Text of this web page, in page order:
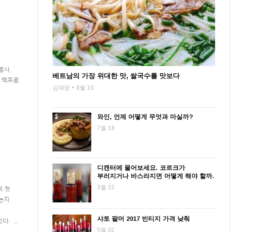
사,
주로
첫
지
다. ...
베트남의 가장 위대한 맛, 쌀국수를 맛보다
김재영 8월 10
와인, 언제 어떻게 무엇과 마실까?
7월 18
디캔터에 물어보세요. 코르크가
부러지거나 바스라지면 어떻게 해야 할까.
3월 22
샤토 팔머 2017 빈티지 가격 낮춰
5월 02